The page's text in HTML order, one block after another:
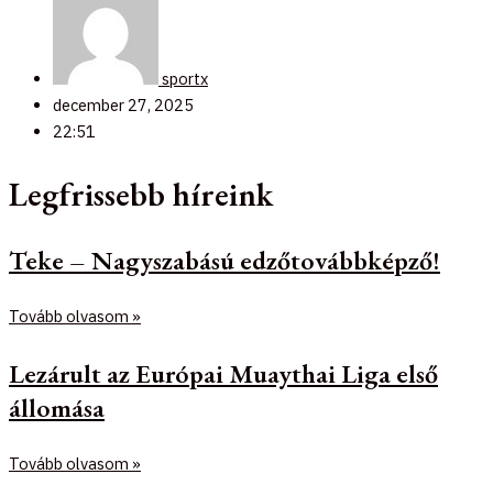
sportx
december 27, 2025
22:51
Legfrissebb híreink
Teke – Nagyszabású edzőtovábbképző!
Tovább olvasom »
Lezárult az Európai Muaythai Liga első
állomása
Tovább olvasom »